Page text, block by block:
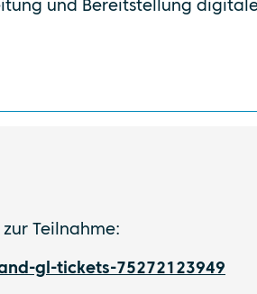
und Bereitstellung
Teilnahme:
gl-tickets-75272123949